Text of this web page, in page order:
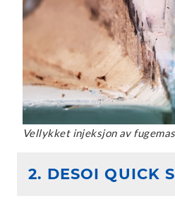
Vellykket injeksjon av
2. DESOI QUICK